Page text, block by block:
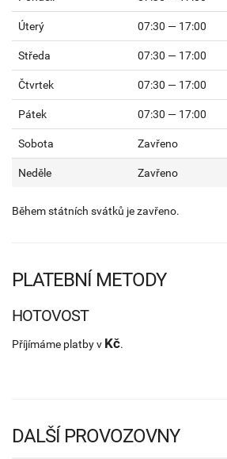
Úterý 07:30 — 17:00
Středa 07:30 — 17:00
Čtvrtek 07:30 — 17:00
Pátek 07:30 — 17:00
Sobota Zavřeno
Neděle Zavřeno
Během státních svátků je zavřeno.
PLATEBNÍ METODY
HOTOVOST
Příjímáme platby v Kč.
DALŠÍ PROVOZOVNY